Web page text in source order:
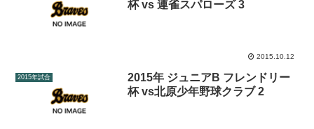
杯 vs 連雀スパローズ 3
2015.10.12
2015年試合
2015年 ジュニアB フレンドリー
杯 vs北原少年野球クラブ 2